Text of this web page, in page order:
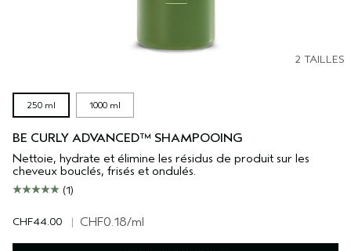
2 TAILLES
250 ml 1000 ml
BE CURLY ADVANCED™ SHAMPOOING
Nettoie, hydrate et élimine les résidus de produit sur les
cheveux bouclés, frisés et ondulés.
(1)
CHF44.00 | CHF0.18/ml